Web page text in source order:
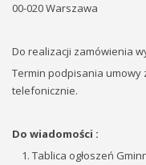
00-020 Warszawa
Do realizacji zamówienia
Termin podpisania
telefonicznie.
Do wiadomości :
Tablica ogłoszeń